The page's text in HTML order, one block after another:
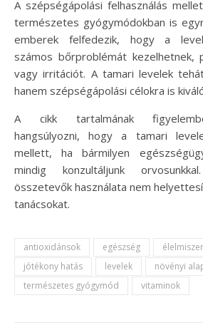
A szépségápolási felhasználás
természetes gyógymódokban is
emberek felfedezik, hogy a
számos bőrproblémát kezelhetnek,
vagy irritációt. A tamari levelek
hanem szépségápolási célokra is
A cikk tartalmának
hangsúlyozni, hogy a tamari
mellett, ha bármilyen
mindig konzultáljunk
összetevők használata nem
tanácsokat.
antioxidánsok egészség élelmiszer
jótékony hatás
levelek növényi
természetes gyógymód
vitaminok